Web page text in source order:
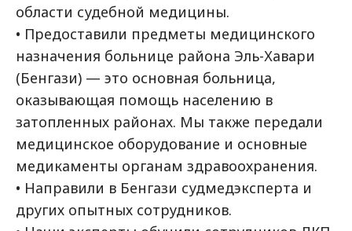
области судебной медицины.
• Предоставили предметы медицинского
назначения больнице района Эль-Хавари
(Бенгази) — это основная больница,
оказывающая помощь населению в
затопленных районах. Мы также передали
медицинское оборудование и основные
медикаменты органам здравоохранения.
• Направили в Бенгази судмедэксперта и
других опытных сотрудников.